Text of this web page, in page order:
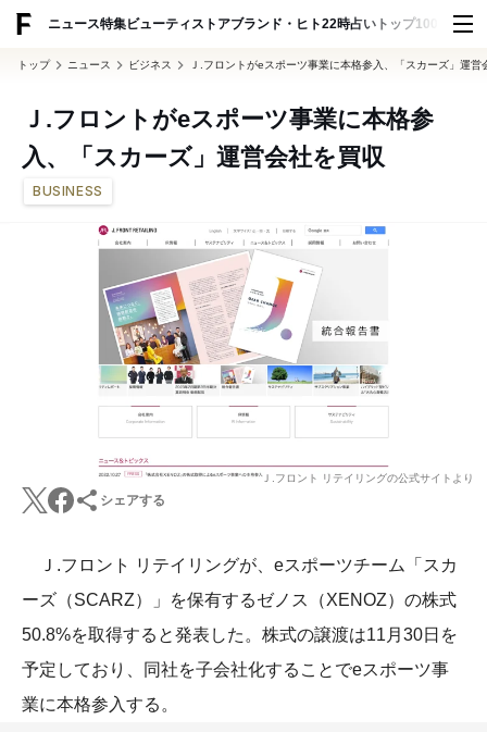
ニュース特集ビューティ ストアブランド・ヒト22時占い トップ100 スナッ
トップ ニュース ビジネス Ｊ.フロントがeスポーツ事業に本格参入、「スカーズ」運営
Ｊ.フロントがeスポーツ事業に本格参
入、「スカーズ」運営会社を買収
BUSINESS
Ｊ.フロント リテイリングの公式サイトより
シェアする
Ｊ.フロント リテイリングが、eスポーツチーム「スカ
ーズ（SCARZ）」を保有するゼノス（XENOZ）の株式
50.8%を取得すると発表した。株式の譲渡は11月30日を
予定しており、同社を子会社化することでeスポーツ事
業に本格参入する。